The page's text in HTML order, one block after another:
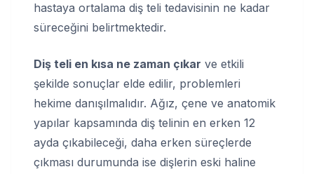
hastaya ortalama diş teli tedavisinin ne kadar
süreceğini belirtmektedir.
Diş teli en kısa ne zaman çıkar ve etkili
şekilde sonuçlar elde edilir, problemleri
hekime danışılmalıdır. Ağız, çene ve anatomik
yapılar kapsamında diş telinin en erken 12
ayda çıkabileceği, daha erken süreçlerde
çıkması durumunda ise dişlerin eski haline